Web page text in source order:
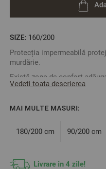
SIZE: 160/200
Protecția impermeabilă
murdărie.
Există zone de confort
Acoperă întreaga suprafață
Se poate spăla la mașina
Compoziție:
Vedeti toata descrierea
MAI MULTE MASURI:
180/200 cm 90/200 cm
Livrare in 4 zile!